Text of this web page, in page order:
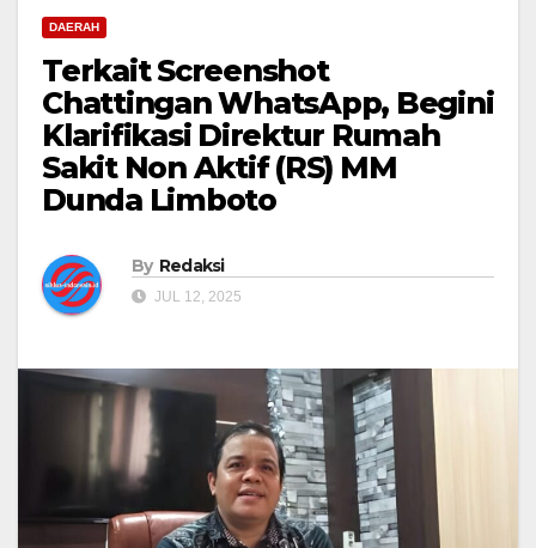
DAERAH
Terkait Screenshot
Chattingan WhatsApp, Begini
Klarifikasi Direktur Rumah
Sakit Non Aktif (RS) MM
Dunda Limboto
By Redaksi
JUL 12, 2025